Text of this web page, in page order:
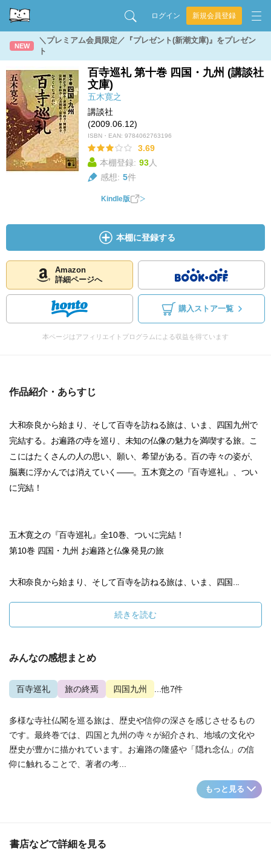
ログイン 新規会員登録
NEW
＼プレミアム会員限定／『プレゼント(新潮文庫)』をプレゼン
ト
百寺巡礼 第十巻 四国・九州 (講談社
文庫)
五木寛之
講談社
(2009.06.12)
ISBN・EAN: 9784062763196
3.69
本棚登録: 93人
感想: 5件
Kindle版
本棚に登録する
Amazon
詳細ページへ
購入ストア一覧
本ページはアフィリエイトプログラムによる収益を得ています
作品紹介・あらすじ
大和奈良から始まり、そして百寺を訪ねる旅は、いま、四国九州で
完結する。お遍路の寺を巡り、未知の仏像の魅力を満喫する旅。こ
こにはたくさんの人の思い、願い、希望がある。百の寺々の姿が、
脳裏に浮かんでは消えていく――。五木寛之の『百寺巡礼』、つい
に完結！
五木寛之の『百寺巡礼』全10巻、ついに完結！
第10巻 四国・九州 お遍路と仏像発見の旅
大和奈良から始まり、そして百寺を訪ねる旅は、いま、四国...
続きを読む
みんなの感想まとめ
百寺巡礼 旅の終焉 四国九州 ...他7件
多様な寺社仏閣を巡る旅は、歴史や信仰の深さを感じさせるもの
です。最終巻では、四国と九州の寺々が紹介され、地域の文化や
歴史が豊かに描かれています。お遍路の隆盛や「隠れ念仏」の信
仰に触れることで、著者の考...
もっと見る
書店などで詳細を見る